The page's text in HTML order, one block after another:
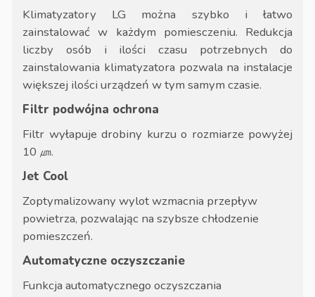
Klimatyzatory LG można szybko i łatwo
zainstalować w każdym pomiesczeniu. Redukcja
liczby osób i ilości czasu potrzebnych do
zainstalowania klimatyzatora pozwala na instalacje
większej ilości urządzeń w tym samym czasie.
Filtr podwójna ochrona
Filtr wyłapuje drobiny kurzu o rozmiarze powyżej
10 ㎛.
Jet Cool
Zoptymalizowany wylot wzmacnia przepływ
powietrza, pozwalając na szybsze chłodzenie
pomieszczeń.
Automatyczne oczyszczanie
Funkcja automatycznego oczyszczania